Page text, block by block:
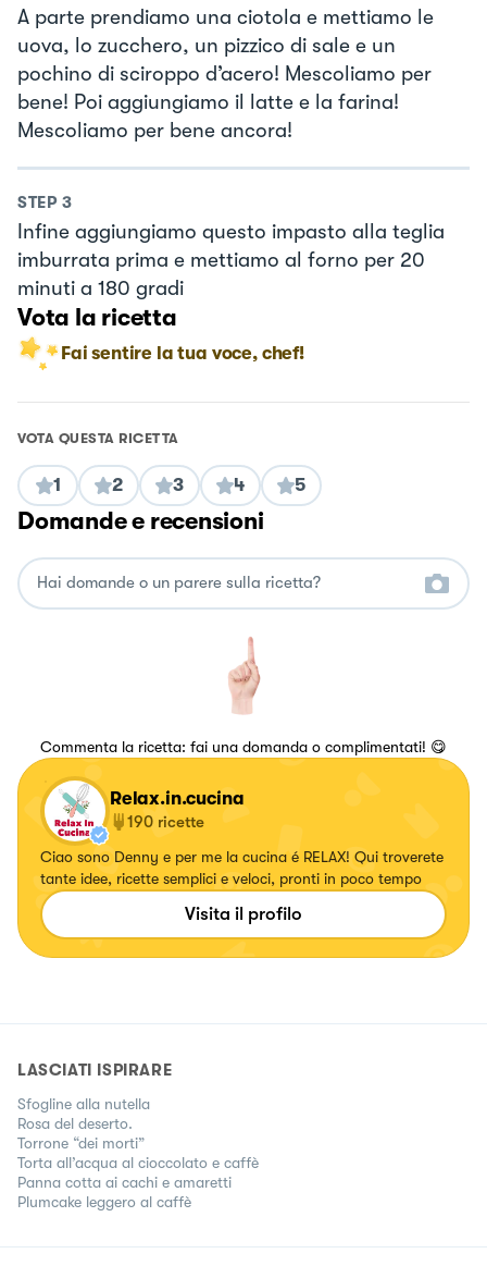
A parte prendiamo una ciotola e mettiamo le
uova, lo zucchero, un pizzico di sale e un
pochino di sciroppo d’acero! Mescoliamo per
bene! Poi aggiungiamo il latte e la farina!
Mescoliamo per bene ancora!
STEP 3
Infine aggiungiamo questo impasto alla teglia
imburrata prima e mettiamo al forno per 20
minuti a 180 gradi
Vota la ricetta
Fai sentire la tua voce, chef!
VOTA QUESTA RICETTA
1 2 3 4 5
Domande e recensioni
Commenta la ricetta: fai una domanda o complimentati! 😋
Relax.in.cucina
190 ricette
Ciao sono Denny e per me la cucina é RELAX! Qui troverete
tante idee, ricette semplici e veloci, pronti in poco tempo
Visita il profilo
LASCIATI ISPIRARE
Sfogline alla nutella
Rosa del deserto.
Torrone “dei morti”
Torta all’acqua al cioccolato e caffè
Panna cotta ai cachi e amaretti
Plumcake leggero al caffè